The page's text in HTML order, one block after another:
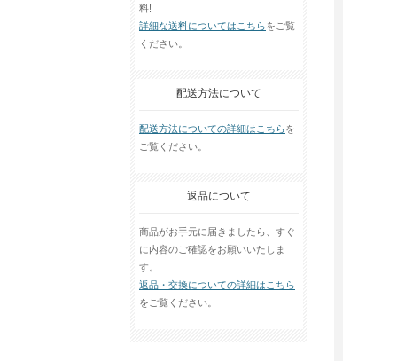
料!
詳細な送料についてはこちらをご覧
ください。
配送方法について
配送方法についての詳細はこちらを
ご覧ください。
返品について
商品がお手元に届きましたら、すぐ
に内容のご確認をお願いいたしま
す。
返品・交換についての詳細はこちら
をご覧ください。